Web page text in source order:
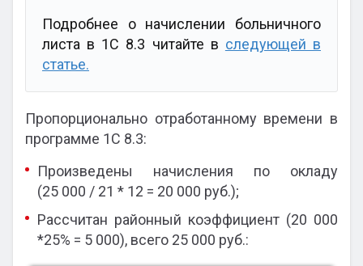
Подробнее о начислении больничного
листа в 1С 8.3 читайте в следующей в
статье.
Пропорционально отработанному времени в
программе 1С 8.3:
Произведены начисления по окладу
(25 000 / 21 * 12 = 20 000 руб.);
Рассчитан районный коэффициент (20 000
*25% = 5 000), всего 25 000 руб.: